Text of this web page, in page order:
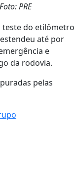
Foto: PRE
teste do etilômetro
até por
e
da rodovia.
pelas